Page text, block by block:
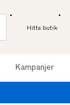
Hitta butik
Kampanjer